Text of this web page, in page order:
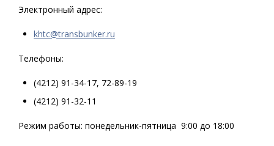
Электронный адрес:
khtc@transbunker.ru
Телефоны:
(4212) 91-34-17, 72-89-19
(4212) 91-32-11
Режим работы: понедельник-пятница 9:00 до 18:00